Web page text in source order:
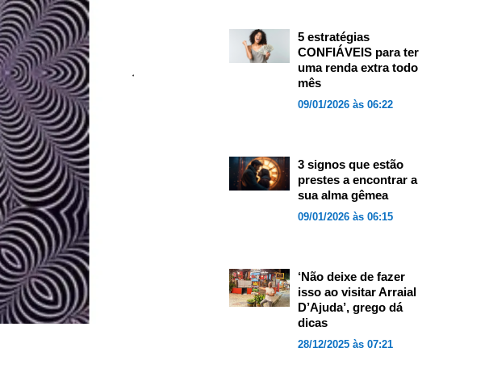
5 estratégias
CONFIÁVEIS para ter
uma renda extra todo
mês
09/01/2026 às 06:22
3 signos que estão
prestes a encontrar a
sua alma gêmea
09/01/2026 às 06:15
‘Não deixe de fazer
isso ao visitar Arraial
D’Ajuda’, grego dá
dicas
28/12/2025 às 07:21